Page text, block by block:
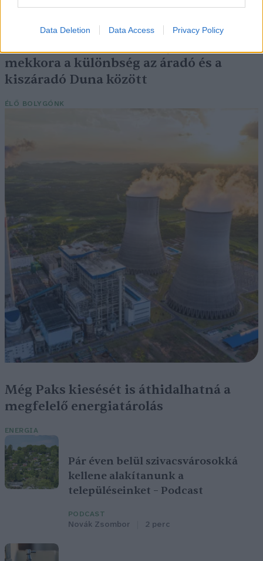
Data Deletion Data Access Privacy Policy
mekkora a különbség az áradó és a
kiszáradó Duna között
ÉLŐ BOLYGÓNK
Még Paks kiesését is áthidalhatná a
megfelelő energiatárolás
ENERGIA
Pár éven belül szivacsvárosokká
kellene alakítanunk a
településeinket – Podcast
PODCAST
Novák Zsombor 2 perc